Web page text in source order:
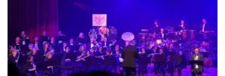
INSCHRIJVEN – DE BLAZERIJ
FORMULIEREN CONTACT